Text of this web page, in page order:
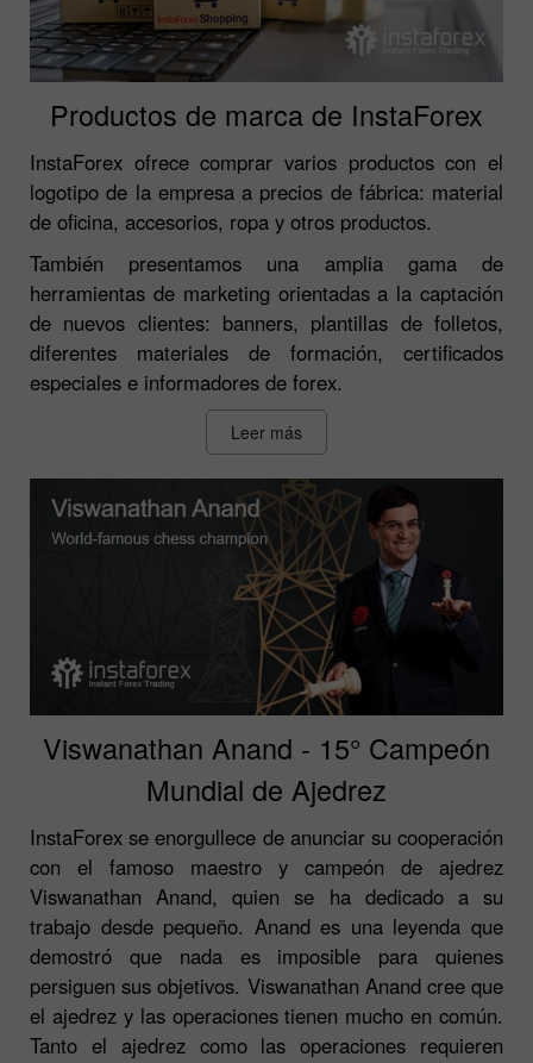
Productos de marca de InstaForex
InstaForex ofrece comprar varios productos con el
logotipo de la empresa a precios de fábrica: material
de oficina, accesorios, ropa y otros productos.
También presentamos una amplia gama de
herramientas de marketing orientadas a la captación
de nuevos clientes: banners, plantillas de folletos,
diferentes materiales de formación, certificados
especiales e informadores de forex.
Leer más
Viswanathan Anand - 15° Campeón
Mundial de Ajedrez
InstaForex se enorgullece de anunciar su cooperación
con el famoso maestro y campeón de ajedrez
Viswanathan Anand, quien se ha dedicado a su
trabajo desde pequeño. Anand es una leyenda que
demostró que nada es imposible para quienes
persiguen sus objetivos. Viswanathan Anand cree que
el ajedrez y las operaciones tienen mucho en común.
Tanto el ajedrez como las operaciones requieren